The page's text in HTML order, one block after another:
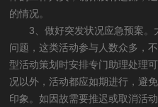
的情况。
3、做好突发状况应急预案
问题，这类活动参与人数众多，
型活动策划时安排专门助理处理
况以外，活动都应如期进行，避
印象。如因故需要推迟或取消活